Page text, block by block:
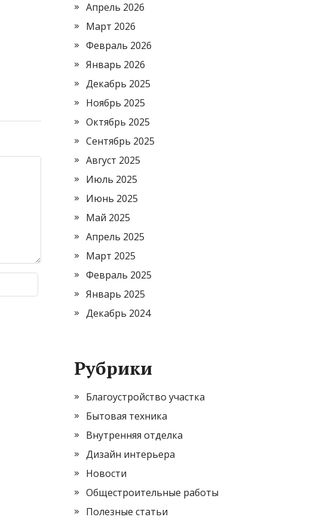
Апрель 2026
Март 2026
Февраль 2026
Январь 2026
Декабрь 2025
Ноябрь 2025
Октябрь 2025
Сентябрь 2025
Август 2025
Июль 2025
Июнь 2025
Май 2025
Апрель 2025
Март 2025
Февраль 2025
Январь 2025
Декабрь 2024
Рубрики
Благоустройство участка
Бытовая техника
Внутренняя отделка
Дизайн интерьера
Новости
Общестроительные работы
Полезные статьи